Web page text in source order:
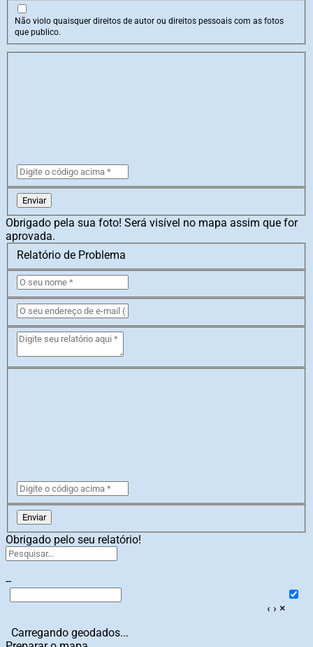
Não violo quaisquer direitos de autor ou direitos pessoais com as fotos
que publico.
Enviar
Obrigado pela sua foto! Será visível no mapa assim que for
aprovada.
Relatório de Problema
Enviar
Obrigado pelo seu relatório!
--
‹ › ×
Carregando geodados...